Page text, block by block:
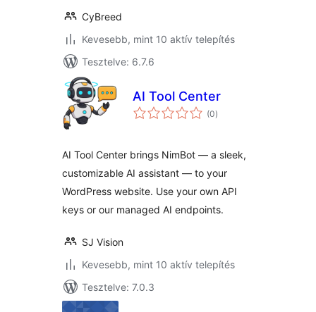
CyBreed
Kevesebb, mint 10 aktív telepítés
Tesztelve: 6.7.6
AI Tool Center
(0értékelés
összesen
)
AI Tool Center brings NimBot — a sleek,
customizable AI assistant — to your
WordPress website. Use your own API
keys or our managed AI endpoints.
SJ Vision
Kevesebb, mint 10 aktív telepítés
Tesztelve: 7.0.3